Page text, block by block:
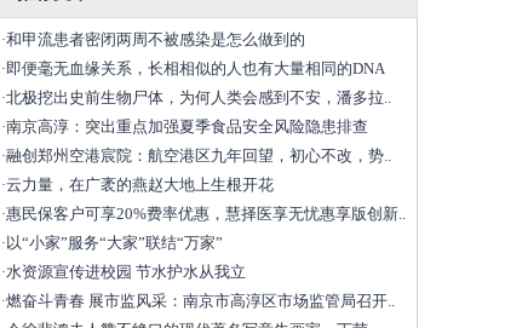
·和甲流患者密闭两周不被感染是怎么做到的
·即便毫无血缘关系，长相相似的人也有大量相同的DNA
·北极挖出史前生物尸体，为何人类会感到不安，潘多拉..
·南京高淳：突出重点加强夏季食品安全风险隐患排查
·融创郑州空港宸院：航空港区九年回望，初心不改，势..
·云力量，在广袤的燕赵大地上生根开花
·惠民保客户可享20%费率优惠，慧择医享无忧惠享版创新..
· 以“小家”服务“大家”联结“万家”
·水资源宣传进校园 节水护水从我立
·燃奋斗青春 展市监风采：南京市高淳区市场监管局召开..